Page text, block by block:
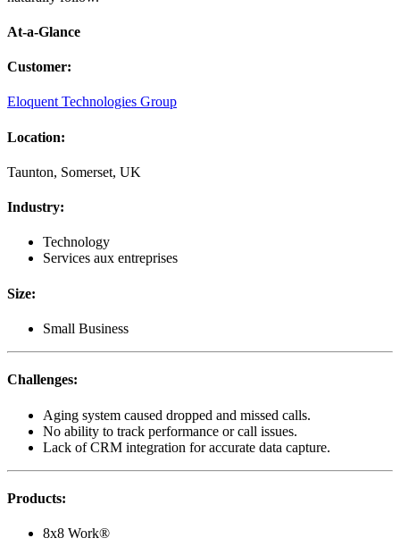
At-a-Glance
Customer:
Eloquent Technologies Group
Location:
Taunton, Somerset, UK
Industry:
Technology
Services aux entreprises
Size:
Small Business
Challenges:
Aging system caused dropped and missed calls.
No ability to track performance or call issues.
Lack of CRM integration for accurate data capture.
Products:
8x8 Work®